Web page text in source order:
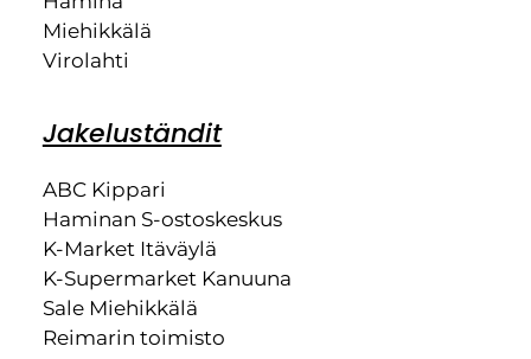
Miehikkälä
Virolahti
Jakeluständit
ABC Kippari
Haminan S-ostoskeskus
K-Market Itäväylä
K-Supermarket Kanuuna
Sale Miehikkälä
Reimarin toimisto